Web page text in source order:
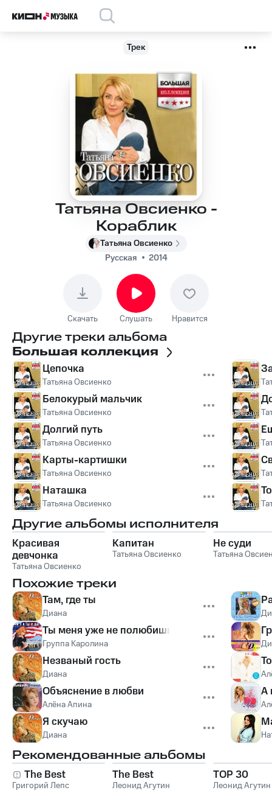
Трек
Татьяна Овсиенко -
Кораблик
Татьяна Овсиенко
Русская
2014
Скачать Слушать Нравится
Другие треки альбома
Большая коллекция
Цепочка
Татьяна Овсиенко
Белокурый мальчик
Татьяна Овсиенко
Долгий путь
Татьяна Овсиенко
Карты-картишки
Татьяна Овсиенко
Наташка
Татьяна Овсиенко
Другие альбомы исполнителя
Красивая
девчонка
Татьяна Овсиенко
Капитан
Татьяна Овсиенко
Не суди
Татьяна
Похожие треки
Там, где ты
Диана
Ты меня уже не полюбишь
Группа Каролина
Незваный гость
Диана
Объяснение в любви
Алёна Апина
Я скучаю
Диана
А
Рекомендованные альбомы
The Best
Григорий Лепс
The Best
Леонид Агутин
TOP 30
Леонид Агутин